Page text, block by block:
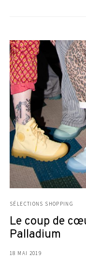
SÉLECTIONS SHOPPING
Le coup de
Palladium
18 MAI 2019